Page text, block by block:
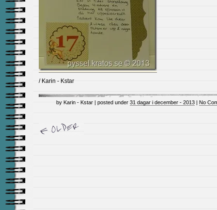
/ Karin - Kstar
by Karin - Kstar | posted under 31 dagar i december - 2013 | No